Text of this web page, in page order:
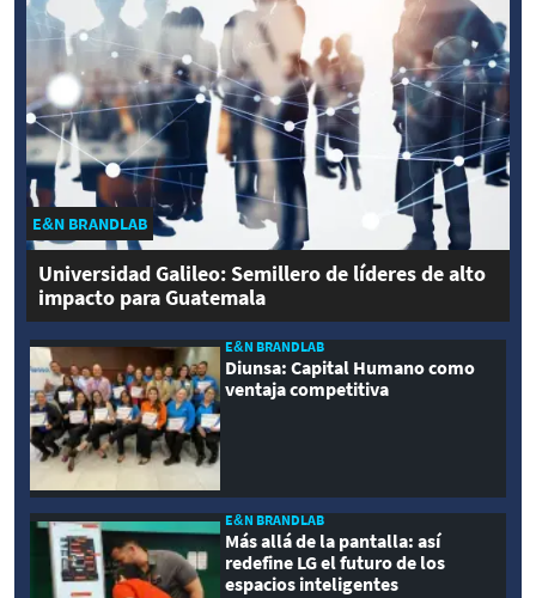
E&N BRANDLAB
Universidad Galileo: Semillero de líderes de alto
impacto para Guatemala
E&N BRANDLAB
Diunsa: Capital Humano como
ventaja competitiva
E&N BRANDLAB
Más allá de la pantalla: así
redefine LG el futuro de los
espacios inteligentes